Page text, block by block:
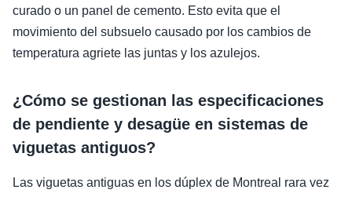
curado o un panel de cemento. Esto evita que el
movimiento del subsuelo causado por los cambios de
temperatura agriete las juntas y los azulejos.
¿Cómo se gestionan las especificaciones
de pendiente y desagüe en sistemas de
viguetas antiguos?
Las viguetas antiguas en los dúplex de Montreal rara vez